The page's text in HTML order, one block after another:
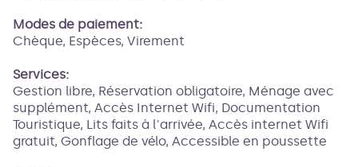
Modes de paiement:
Chèque, Espèces, Virement
Services:
Gestion libre, Réservation obligatoire, Ménage avec
supplément, Accès Internet Wifi, Documentation
Touristique, Lits faits à l'arrivée, Accès internet Wifi
gratuit, Gonflage de vélo, Accessible en poussette